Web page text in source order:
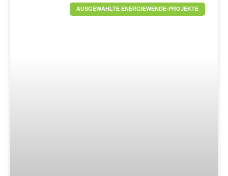
AUSGEWÄHLTE ENERGIEWENDE-PROJEKTE